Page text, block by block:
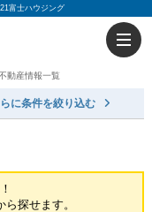
富士ハウジング
動産情報一覧
に条件を絞り込む
ら探せます。